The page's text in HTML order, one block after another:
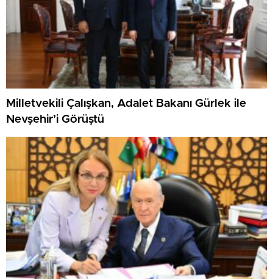
Milletvekili Çalışkan, Adalet Bakanı Gürlek ile
Nevşehir’i Görüştü